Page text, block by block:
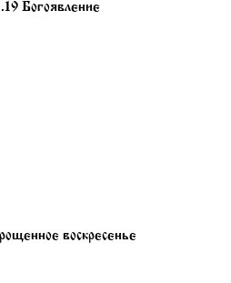
Богоявление
воскресенье